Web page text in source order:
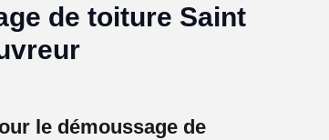
de toiture Saint
le démoussage de